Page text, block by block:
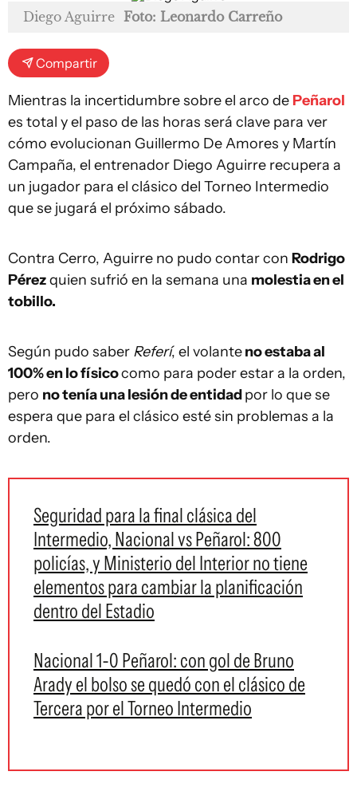
Diego Aguirre Foto: Leonardo Carreño
Compartir
Mientras la incertidumbre sobre el arco de Peñarol
es total y el paso de las horas será clave para ver
cómo evolucionan Guillermo De Amores y Martín
Campaña, el entrenador Diego Aguirre recupera a
un jugador para el clásico del Torneo Intermedio
que se jugará el próximo sábado.
Contra Cerro, Aguirre no pudo contar con Rodrigo
Pérezquien sufrió en la semana una molestia en el
tobillo.
Según pudo saber Referí, el volanteno estaba al
100% en lo físicocomo para poder estar a la orden,
pero no tenía una lesión de entidadpor lo que se
espera que para el clásico esté sin problemas a la
orden.
Seguridad para la final clásica del
Intermedio, Nacional vs Peñarol: 800
policías, y Ministerio del Interior no tiene
elementos para cambiar la planificación
dentro del Estadio
Nacional 1-0 Peñarol: con gol de Bruno
Arady el bolso se quedó con el clásico de
Tercera por el Torneo Intermedio